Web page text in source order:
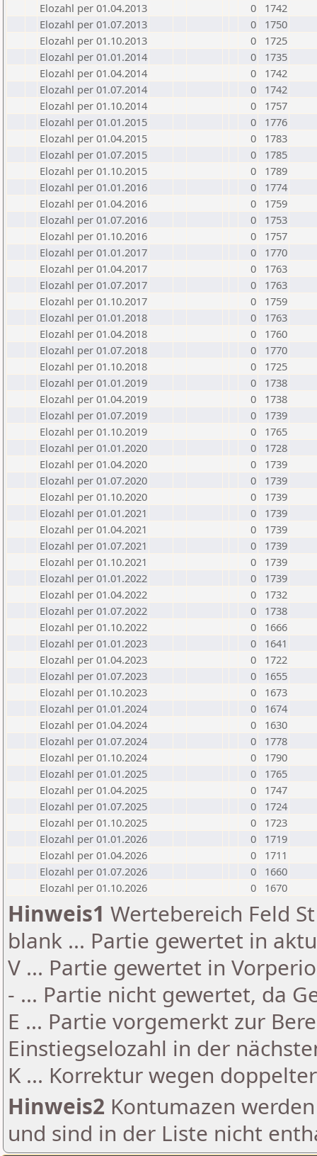
Elozahl per 01.04.2013
0
1742
Elozahl per 01.07.2013
0
1750
Elozahl per 01.10.2013
0
1725
Elozahl per 01.01.2014
0
1735
Elozahl per 01.04.2014
0
1742
Elozahl per 01.07.2014
0
1742
Elozahl per 01.10.2014
0
1757
Elozahl per 01.01.2015
0
1776
Elozahl per 01.04.2015
0
1783
Elozahl per 01.07.2015
0
1785
Elozahl per 01.10.2015
0
1789
Elozahl per 01.01.2016
0
1774
Elozahl per 01.04.2016
0
1759
Elozahl per 01.07.2016
0
1753
Elozahl per 01.10.2016
0
1757
Elozahl per 01.01.2017
0
1770
Elozahl per 01.04.2017
0
1763
Elozahl per 01.07.2017
0
1763
Elozahl per 01.10.2017
0
1759
Elozahl per 01.01.2018
0
1763
Elozahl per 01.04.2018
0
1760
Elozahl per 01.07.2018
0
1770
Elozahl per 01.10.2018
0
1725
Elozahl per 01.01.2019
0
1738
Elozahl per 01.04.2019
0
1738
Elozahl per 01.07.2019
0
1739
Elozahl per 01.10.2019
0
1765
Elozahl per 01.01.2020
0
1728
Elozahl per 01.04.2020
0
1739
Elozahl per 01.07.2020
0
1739
Elozahl per 01.10.2020
0
1739
Elozahl per 01.01.2021
0
1739
Elozahl per 01.04.2021
0
1739
Elozahl per 01.07.2021
0
1739
Elozahl per 01.10.2021
0
1739
Elozahl per 01.01.2022
0
1739
Elozahl per 01.04.2022
0
1732
Elozahl per 01.07.2022
0
1738
Elozahl per 01.10.2022
0
1666
Elozahl per 01.01.2023
0
1641
Elozahl per 01.04.2023
0
1722
Elozahl per 01.07.2023
0
1655
Elozahl per 01.10.2023
0
1673
Elozahl per 01.01.2024
0
1674
Elozahl per 01.04.2024
0
1630
Elozahl per 01.07.2024
0
1778
Elozahl per 01.10.2024
0
1790
Elozahl per 01.01.2025
0
1765
Elozahl per 01.04.2025
0
1747
Elozahl per 01.07.2025
0
1724
Elozahl per 01.10.2025
0
1723
Elozahl per 01.01.2026
0
1719
Elozahl per 01.04.2026
0
1711
Elozahl per 01.07.2026
0
1660
Elozahl per 01.10.2026
0 1670
Hinweis1 Wertebereich Feld
blank ... Partie gewertet in
V ... Partie gewertet in
- ... Partie nicht gewertet, da
E ... Partie vorgemerkt zur
Einstiegselozahl in der
K ... Korrektur wegen
Hinweis2 Kontumazen
und sind in der Liste nicht